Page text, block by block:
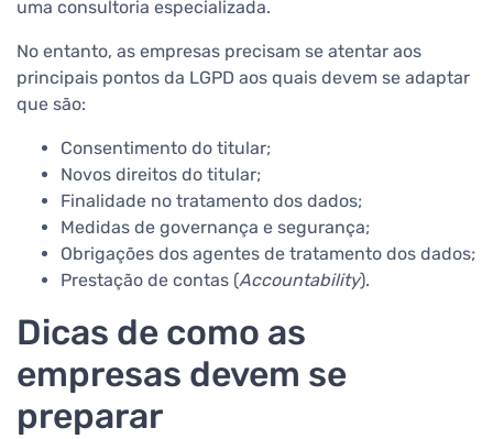
uma consultoria especializada.
No entanto, as empresas precisam se atentar aos
principais pontos da LGPD aos quais devem se adaptar
que são:
Consentimento do titular;
Novos direitos do titular;
Finalidade no tratamento dos dados;
Medidas de governança e segurança;
Obrigações dos agentes de tratamento dos dados;
Prestação de contas (Accountability).
Dicas de como as
empresas devem se
preparar